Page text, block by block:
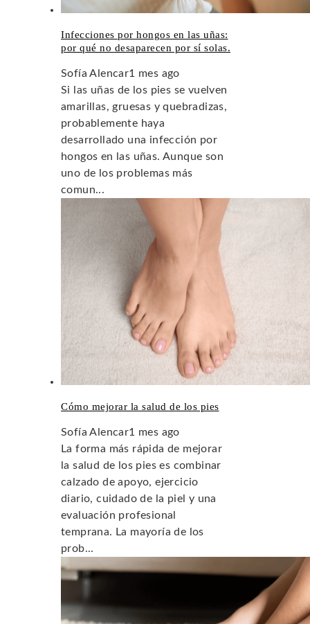
Infecciones por hongos en las uñas:
por qué no desaparecen por sí solas.
Sofía Alencar1 mes ago
Si las uñas de los pies se vuelven
amarillas, gruesas y quebradizas,
probablemente haya
desarrollado una infección por
hongos en las uñas. Aunque son
uno de los problemas más
comun...
Cómo mejorar la salud de los pies
Sofía Alencar1 mes ago
La forma más rápida de mejorar
la salud de los pies es combinar
calzado de apoyo, ejercicio
diario, cuidado de la piel y una
evaluación profesional
temprana. La mayoría de los
prob...